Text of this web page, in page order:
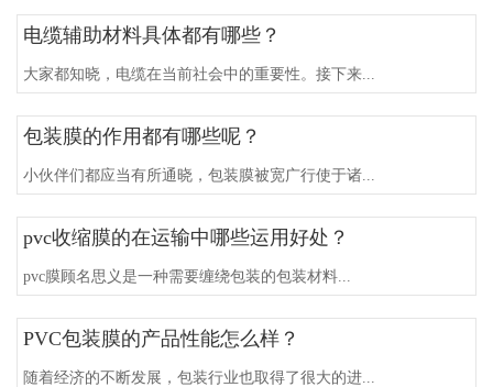
电缆辅助材料具体都有哪些？
大家都知晓，电缆在当前社会中的重要性。接下来...
包装膜的作用都有哪些呢？
小伙伴们都应当有所通晓，包装膜被宽广行使于诸...
pvc收缩膜的在运输中哪些运用好处？
pvc膜顾名思义是一种需要缠绕包装的包装材料...
PVC包装膜的产品性能怎么样？
随着经济的不断发展，包装行业也取得了很大的进...